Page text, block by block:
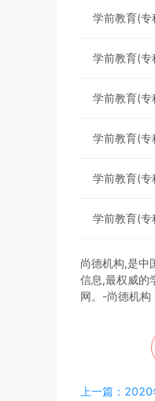
学前教育(专
学前教育(专
学前教育(专
学前教育(专
学前教育(专
学前教育(专
尚德机构,是
信息,最权威的
网。-尚德机构
上一篇：